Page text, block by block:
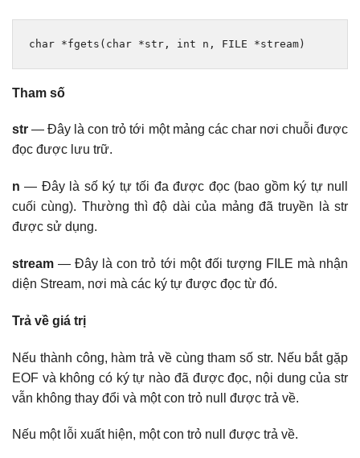
char *fgets ( char *str , int n , FILE *stream )
Tham số
str — Đây là con trỏ tới một mảng các char nơi chuỗi được
đọc được lưu trữ.
n — Đây là số ký tự tối đa được đọc (bao gồm ký tự null
cuối cùng). Thường thì độ dài của mảng đã truyền là str
được sử dụng.
stream — Đây là con trỏ tới một đối tượng FILE mà nhận
diện Stream, nơi mà các ký tự được đọc từ đó.
Trả về giá trị
Nếu thành công, hàm trả về cùng tham số str. Nếu bắt gặp
EOF và không có ký tự nào đã được đọc, nội dung của str
vẫn không thay đổi và một con trỏ null được trả về.
Nếu một lỗi xuất hiện, một con trỏ null được trả về.